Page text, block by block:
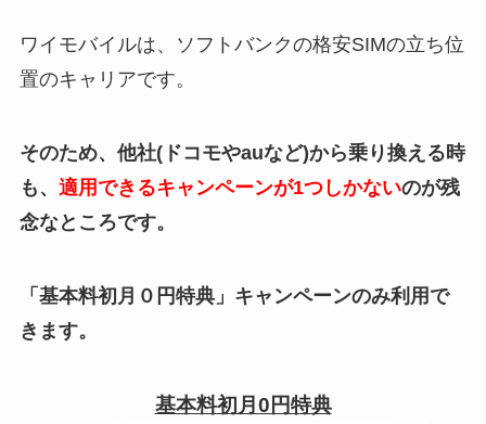
ワイモバイルは、ソフトバンクの格安SIMの立ち位
置のキャリアです。
そのため、他社(ドコモやauなど)から乗り換える時
も、 適用できるキャンペーンが1つしかないのが残
念なところです。
「基本料初月０円特典」キャンペーンのみ利用で
きます。
基本料初月0円特典